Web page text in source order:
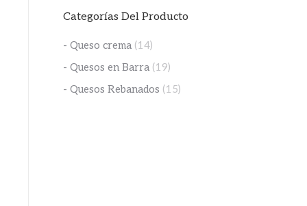
Categorías Del Producto
- Queso crema (14)
- Quesos en Barra (19)
- Quesos Rebanados (15)